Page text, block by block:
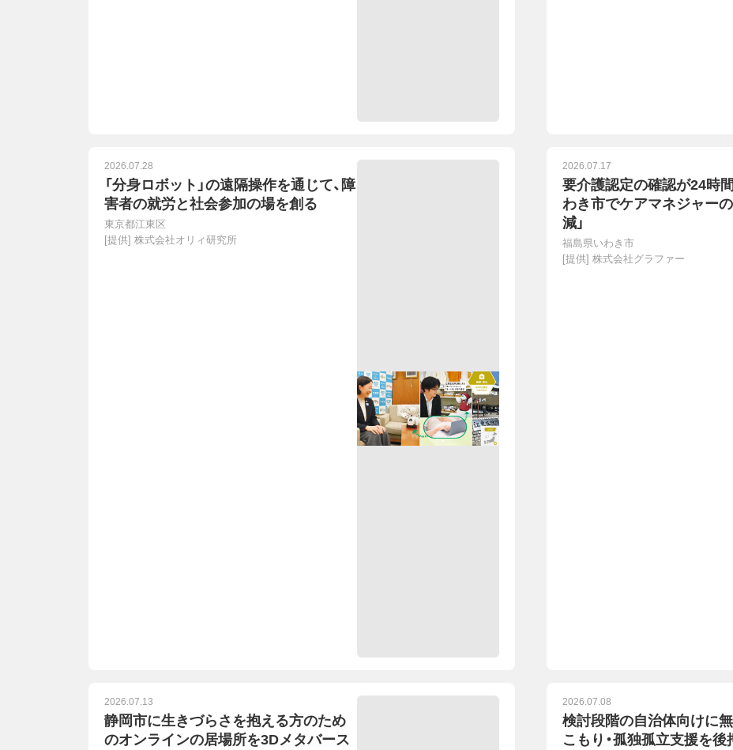
2026.07.28
「分身ロボット」の遠隔操作を通じて、障
害者の就労と社会参加の場を創る
東京都江東区
[提供] 株式会社オリィ研究所
2026.07.17
要介護認定の確認が24時
わき市でケアマネジャー
減」
福島県いわき市
[提供] 株式会社グラファー
2026.07.13
静岡市に生きづらさを抱える方のため
のオンラインの居場所を3Dメタバース
2026.07.08
検討段階の自治体向けに
こもり・孤独孤立支援を後